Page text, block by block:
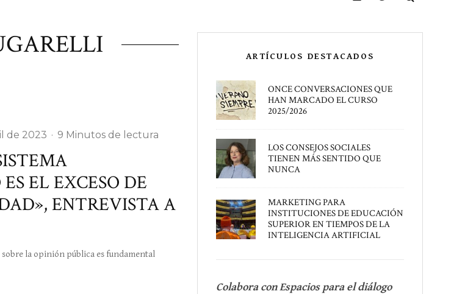
de 2023 · 9 Minutos de lectura
EL EXCESO DE
ENTREVISTA A
la opinión pública es fundamental
ARTÍCULOS DESTACADOS
ONCE CONVERSACIONES QUE
HAN MARCADO EL CURSO
2025/2026
LOS CONSEJOS SOCIALES
TIENEN MÁS SENTIDO QUE
NUNCA
MARKETING PARA
INSTITUCIONES DE EDUCACIÓN
SUPERIOR EN TIEMPOS DE LA
INTELIGENCIA ARTIFICIAL
Colabora con Espacios para el diálogo